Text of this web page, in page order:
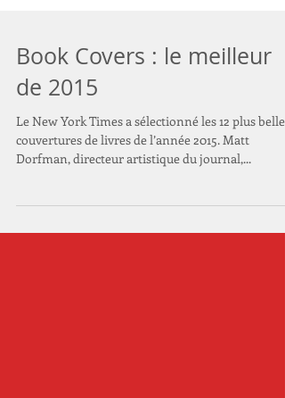
Book Covers : le meilleur
de 2015
Le New York Times a sélectionné les 12 plus belles
couvertures de livres de l’année 2015. Matt